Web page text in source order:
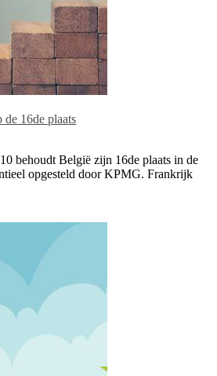
16de plaats
behoudt België zijn 16de plaats in de
opgesteld door KPMG. Frankrijk